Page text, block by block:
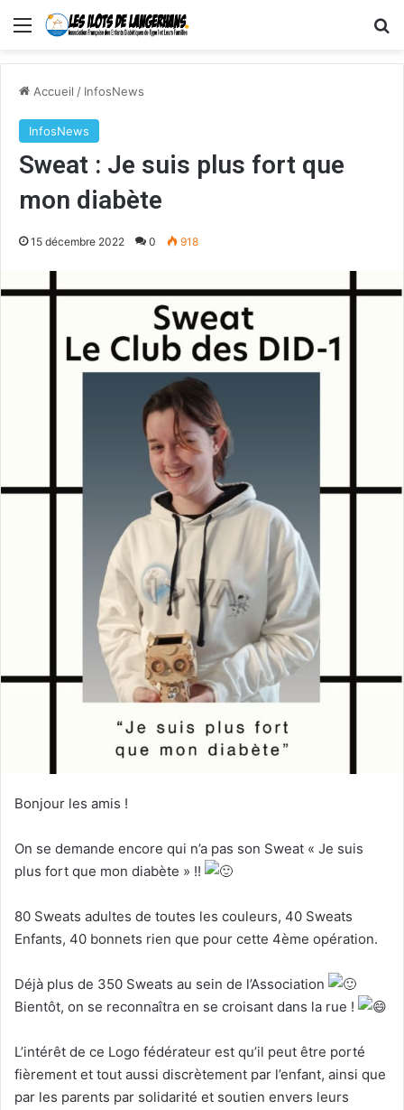
Menu
Accueil / InfosNews
InfosNews
Sweat : Je suis plus fort que
mon diabète
15 décembre 2022 0 918
Bonjour les amis !
On se demande encore qui n’a pas son Sweat « Je suis
plus fort que mon diabète » !!
80 Sweats adultes de toutes les couleurs, 40 Sweats
Enfants, 40 bonnets rien que pour cette 4ème opération.
Déjà plus de 350 Sweats au sein de l’Association
Bientôt, on se reconnaîtra en se croisant dans la rue !
L’intérêt de ce Logo fédérateur est qu’il peut être porté
fièrement et tout aussi discrètement par l’enfant, ainsi que
par les parents par solidarité et soutien envers leurs